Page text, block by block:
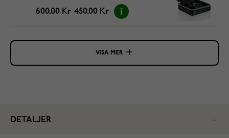
600.00 Kr 450.00 Kr
VISA MER
DETALJER